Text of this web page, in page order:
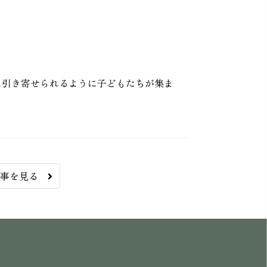
き寄せられるように子どもたちが集ま
事を見る